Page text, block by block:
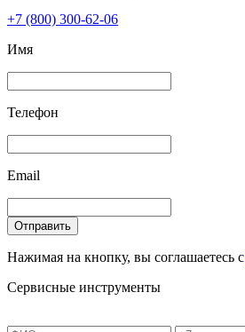
+7 (800) 300-62-06
Имя
Телефон
Email
Отправить
Нажимая на кнопку, вы соглашаетесь с
Сервисные инструменты